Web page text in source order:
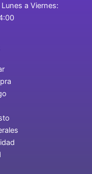
Lunes a Viernes: